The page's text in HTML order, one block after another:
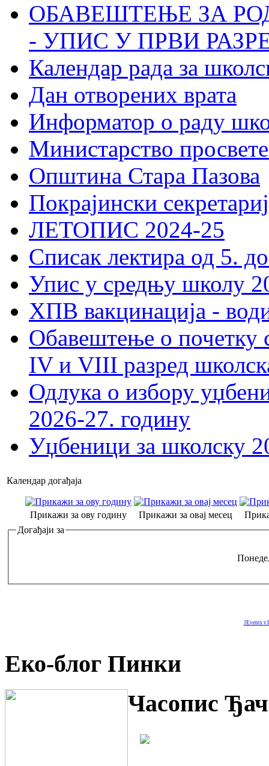
ОБАВЕШТЕЊЕ ЗА
- УПИС У ПРВИ
Календар рада за
Дан отворених врата
Информатор о раду
Министарство
Општина Стара Пазова
Покрајински
ЛЕТОПИС 2024-25
Списак лектира од 5.
Упис у средњу школу
ХПВ вакцинација -
Обавештење о почетку
IV и VIII разред
Одлука о избору
2026-27. годину
Уџбеници за школску
Календар догађаја
Прикажи за ову годину Прикажи за овај месец
Догађаји за
JEvents
Еко-блог Пинки
Часопис